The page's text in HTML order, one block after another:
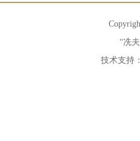
“冼
技术支持